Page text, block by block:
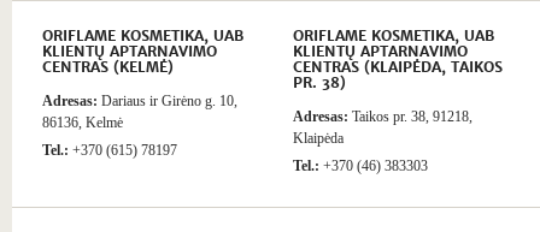
ORIFLAME KOSMETIKA, UAB
KLIENTŲ APTARNAVIMO
CENTRAS (KELMĖ)
Adresas: Dariaus ir Girėno g. 10,
86136, Kelmė
Tel.: +370 (615) 78197
ORIFLAME KOSMETIKA, UAB
KLIENTŲ APTARNAVIMO
CENTRAS (KLAIPĖDA, TAIKOS
PR. 38)
Adresas: Taikos pr. 38, 91218,
Klaipėda
Tel.: +370 (46) 383303